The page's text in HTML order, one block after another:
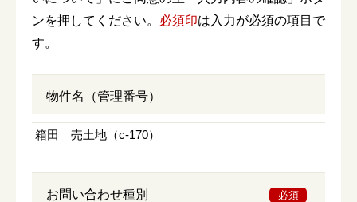
ンを押してください。 必須印は入力が必須の項目で
す。
物件名（管理番号）
お問い合わせ種別 必須